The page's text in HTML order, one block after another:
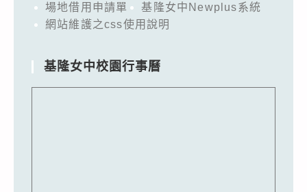
場地借用申請單
基隆女中Newplus系統
網站維護之css使用說明
基隆女中校園行事曆